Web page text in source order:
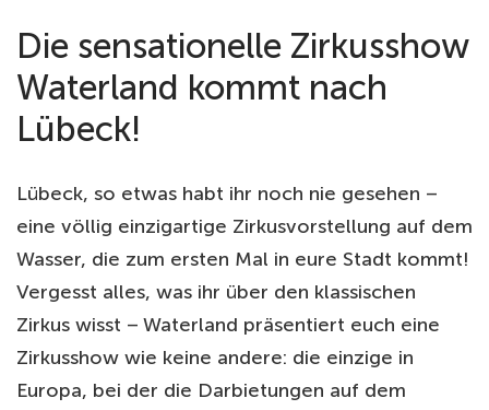
Die sensationelle Zirkusshow
Waterland kommt nach
Lübeck!
Lübeck, so etwas habt ihr noch nie gesehen –
eine völlig einzigartige Zirkusvorstellung auf dem
Wasser, die zum ersten Mal in eure Stadt kommt!
Vergesst alles, was ihr über den klassischen
Zirkus wisst – Waterland präsentiert euch eine
Zirkusshow wie keine andere: die einzige in
Europa, bei der die Darbietungen auf dem